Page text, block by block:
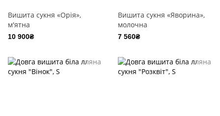
Вишита сукня «Орія»,
м'ятна
10 900₴
Вишита сукня «Яворина»,
молочна
7 560₴